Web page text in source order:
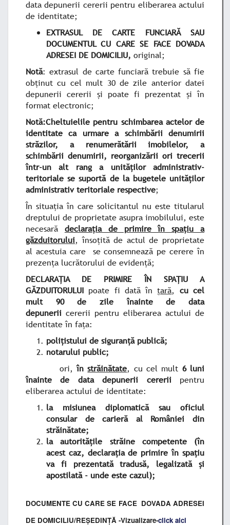
data depunerii cererii pentru eliberarea actului
de identitate;
EXTRASUL DE CARTE FUNCIARĂ SAU
DOCUMENTUL CU CARE SE FACE DOVADA
ADRESEI DE DOMICILIU, original;
Notă: extrasul de carte funciară trebuie să fie
obţinut cu cel mult 30 de zile anterior datei
depunerii cererii şi poate fi prezentat şi în
format electronic;
Notă:Cheltuielile pentru schimbarea actelor de
identitate ca urmare a schimbării denumirii
străzilor, a renumerătării imobilelor, a
schimbării denumirii, reorganizării ori trecerii
într-un alt rang a unităților administrativ-
teritoriale se suportă de la bugetele unităților
administrativ teritoriale respective;
În situaţia în care solicitantul nu este titularul
dreptului de proprietate asupra imobilului, este
necesară declaraţia de primire în spaţiu a
găzduitorului, însoţită de actul de proprietate
al acestuia care se consemnează pe cerere în
prezenţa lucrătorului de evidenţă;
DECLARAŢIA DE PRIMIRE ÎN SPAŢIU A
GĂZDUITORULUI poate fi dată înţară, cu cel
mult 90 de zile înainte de data
depunerii cererii pentru eliberarea actului de
identitate în faţa:
poliţistului de siguranţă publică;
notarului public;
ori,înstrăinătate, cu cel mult 6 luni
înainte de data depunerii cereriipentru
eliberarea actului de identitate:
la misiunea diplomatică sau oficiul
consular de carieră al României din
străinătate;
la autorităţile străine competente (în
acest caz, declaraţia de primire în spaţiu
va fi prezentată tradusă, legalizată şi
apostilată - unde este cazul);
DOCUMENTE CU CARE SE FACE DOVADA ADRESEI
DE DOMICILIU/REȘEDINȚĂ -Vizualizare-click aici